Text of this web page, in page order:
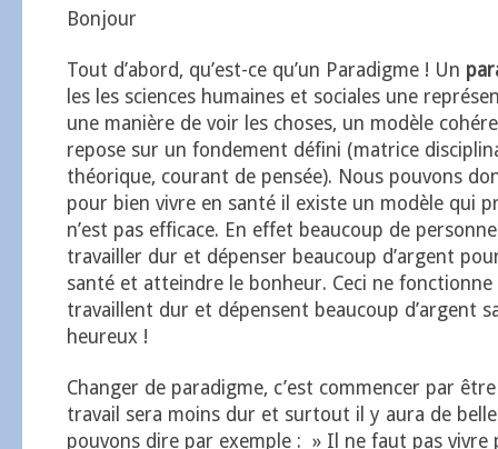
Bonjour
Tout d’abord, qu’est-ce qu’un Paradigme ! Un
les les sciences humaines et sociales une
une manière de voir les choses, un modèle
repose sur un fondement défini (matrice
théorique, courant de pensée). Nous pouvons
pour bien vivre en santé il existe un modèle qui
n’est pas efficace. En effet beaucoup de
travailler dur et dépenser beaucoup d’argent
santé et atteindre le bonheur. Ceci ne fonctionne
travaillent dur et dépensent beaucoup d’argent
heureux !
Changer de paradigme, c’est commencer par
travail sera moins dur et surtout il y aura de
pouvons dire par exemple : » Il ne faut pas vivre